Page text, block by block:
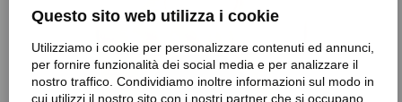
Questo sito web utilizza i cookie
Utilizziamo i cookie per personalizzare contenuti ed annunci,
per fornire funzionalità dei social media e per analizzare il
nostro traffico. Condividiamo inoltre informazioni sul modo in
cui utilizzi il nostro sito con i nostri partner che si occupano